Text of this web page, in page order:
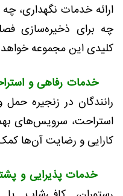
ارائه خدمات نگهداری،
چه برای ذخیره‌سازی
کلیدی این مجموعه
خدمات رفاهی و
رانندگان در زنجیره
استراحت، سرویس‌های
کارایی و رضایت آن‌ها
خدمات پذیرایی و